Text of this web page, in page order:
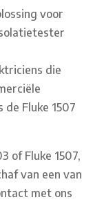
voor
die
Fluke 1507
of Fluke 1507,
van een van
met ons